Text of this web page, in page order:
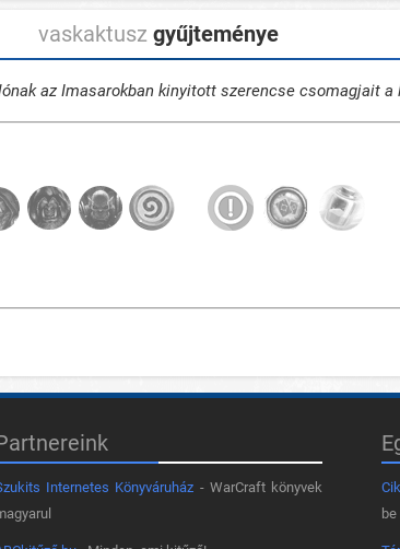
vaskaktusz gyűjteménye
az Imasarokban kinyitott szerencse csomagjait
Internetes Könyváruház - WarCraft könyvek